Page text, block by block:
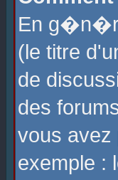
En
(le titre
de
des
vous
exemple :